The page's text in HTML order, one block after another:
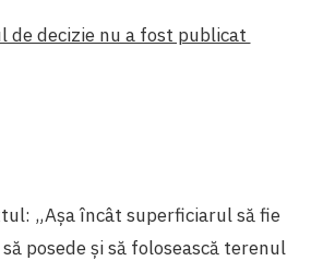
de decizie nu a fost publicat
„Așa încât superficiarul să fie
posede și să folosească terenul